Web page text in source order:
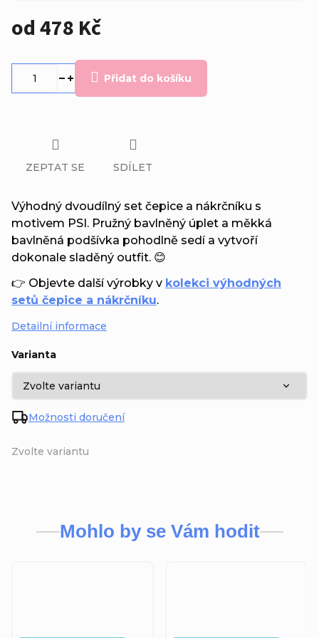
od478 Kč
Zvolte variantu
Varianta
Možnosti doručení
Přidat do košíku
Výhodný dvoudílný set čepice a nákrčníku s
motivem PSI. Pružný bavlněný úplet a měkká
bavlněná podšívka pohodlně sedí a vytvoří
dokonale sladěný outfit. 😊
👉 Objevte další výrobky v kolekci výhodných
setů čepice a nákrčníku.
Detailní informace
ZEPTAT SE SDÍLET
Mohlo by se Vám hodit